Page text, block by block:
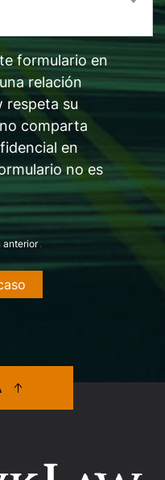
formulario en
relación
respeta su
comparta
en
no es
anterior .